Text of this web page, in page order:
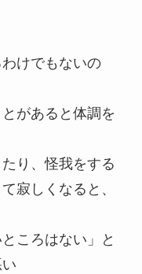
けでもないの
があると体調を
り、怪我をする
寂しくなると、
ころはない」と